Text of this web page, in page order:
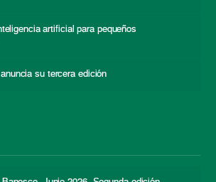
artificial para pequeños
su tercera edición